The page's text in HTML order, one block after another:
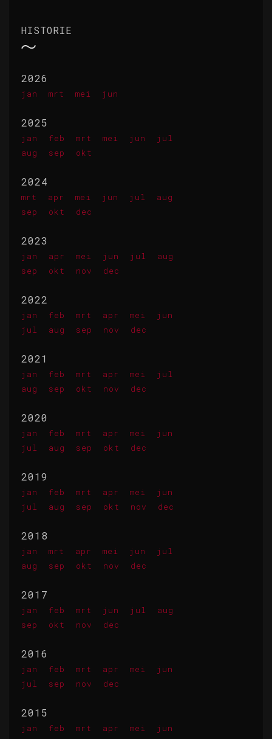
HISTORIE
2026
jan mrt mei jun
2025
jan feb mrt mei jun
jul
aug
sep okt
2024
mrt apr mei jun jul
aug
sep
okt dec
2023
jan apr mei jun jul
aug
sep
okt nov dec
2022
jan feb mrt apr mei
jun
jul
aug sep nov dec
2021
jan feb mrt apr mei
jul
aug
sep okt nov dec
2020
jan feb mrt apr mei
jun
jul
aug sep okt dec
2019
jan feb mrt apr mei
jun
jul
aug sep okt nov dec
2018
jan mrt apr mei jun
jul
aug
sep okt nov dec
2017
jan feb mrt jun jul
aug
sep
okt nov dec
2016
jan feb mrt apr mei
jun
jul
sep nov dec
2015
jan feb mrt apr mei
jun